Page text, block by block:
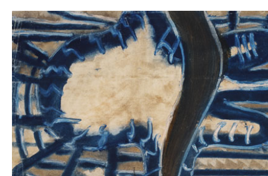
Fotografia
Desenho
Escultura
Filme /
Vídeo
Instalação
Livro de
Artista
Outros